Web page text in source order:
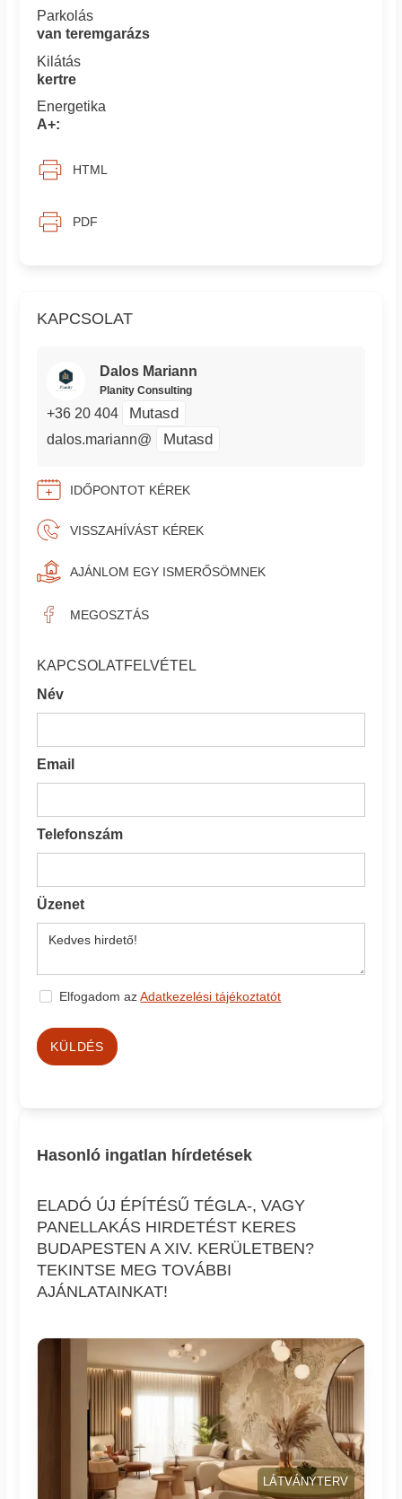
KAPCSOLAT
Dalos Mariann
Planity Consulting
+36 20 404 Mutasd
dalos.mariann@ Mutasd
IDŐPONTOT KÉREK
VISSZAHÍVÁST KÉREK
AJÁNLOM EGY ISMERŐSÖMNEK
MEGOSZTÁS
KAPCSOLATFELVÉTEL
Név
Email
Telefonszám
Üzenet
Elfogadom azAdatkezelési tájékoztatót
KÜLDÉS
Parkolás
van teremgarázs
Kilátás
kertre
Energetika
A+:
HTML
PDF
Hasonló ingatlan hírdetések
ELADÓ ÚJ ÉPÍTÉSŰ TÉGLA-, VAGY
PANELLAKÁS HIRDETÉST KERES
BUDAPESTEN A XIV. KERÜLETBEN?
TEKINTSE MEG TOVÁBBI
AJÁNLATAINKAT!
LÁTVÁNYTERV